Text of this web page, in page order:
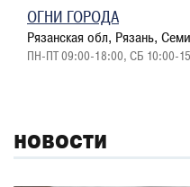
ОГНИ ГОРОДА
Рязанская обл, Рязань,
ПН-ПТ 09:00-18:00, СБ 10:00-
НОВОСТИ